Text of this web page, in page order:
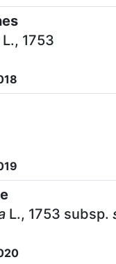
L., 1753
L., 1753 subsp.